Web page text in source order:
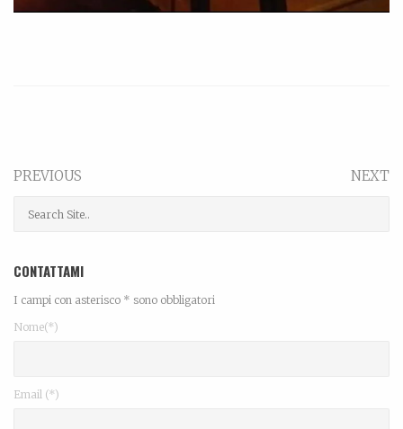
PREVIOUS NEXT
CONTATTAMI
I campi con asterisco * sono obbligatori
Nome(*)
Email (*)